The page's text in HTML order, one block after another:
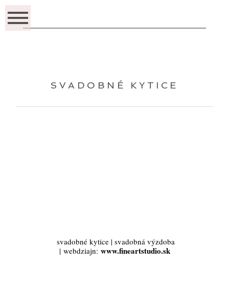
SVADOBNÉ KYTICE
svadobné kytice | svadobná výzdoba
| webdziajn: www.fineartstudio.sk